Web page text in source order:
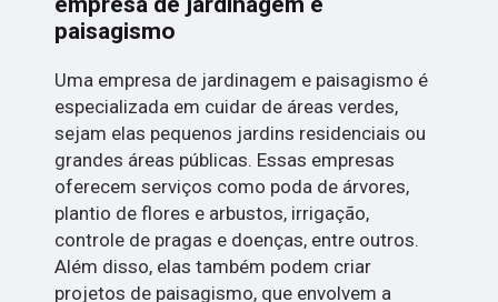
paisagismo
Uma empresa de jardinagem e paisagismo é
especializada em cuidar de áreas verdes,
sejam elas pequenos jardins residenciais ou
grandes áreas públicas. Essas empresas
oferecem serviços como poda de árvores,
plantio de flores e arbustos, irrigação,
controle de pragas e doenças, entre outros.
Além disso, elas também podem criar
projetos de paisagismo, que envolvem a